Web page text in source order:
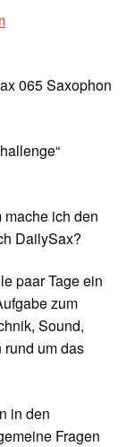
065 Saxophon
mache ich den
DailySax?
paar Tage ein
zum
Sound,
um das
in den
Fragen